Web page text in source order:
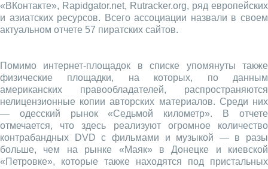
«ВКонтакте», Rapidgator.net, Rutracker.org, ряд европейских
и азиатских ресурсов. Всего ассоциации назвали в своем
актуальном отчете 57 пиратских сайтов.
Помимо интернет-площадок в списке упомянуты также
физические площадки, на которых, по данным
американских правообладателей, распространяются
нелицензионные копии авторских материалов. Среди них
— одесский рынок «Седьмой километр». В отчете
отмечается, что здесь реализуют огромное количество
контрабандных DVD с фильмами и музыкой — в разы
больше, чем на рынке «Маяк» в Донецке и киевской
«Петровке», которые также находятся под пристальных